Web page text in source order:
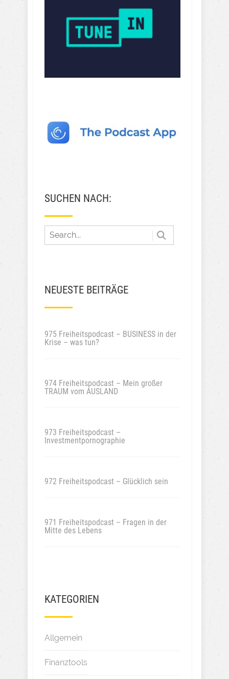
SUCHEN NACH:
NEUESTE BEITRÄGE
975 Freiheitspodcast – BUSINESS in der
Krise – was tun?
974 Freiheitspodcast – Mein großer
TRAUM vom AUSLAND
973 Freiheitspodcast –
Investmentpornographie
972 Freiheitspodcast – Glücklich sein
971 Freiheitspodcast – Fragen in der
Mitte des Lebens
KATEGORIEN
Allgemein
Finanztools